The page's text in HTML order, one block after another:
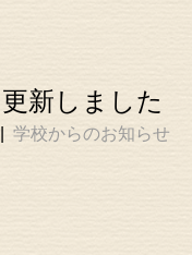
新しました
学校からのお知らせ